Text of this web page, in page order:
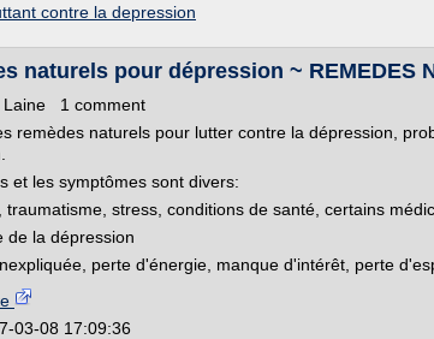
contre la depression
naturels pour dépression ~ REMEDES
Laine 1 comment
remèdes naturels pour lutter contre la dépression,
et les symptômes sont divers:
traumatisme, stress, conditions de santé, certains
de la dépression
perte d'énergie, manque d'intérêt, perte
03-08 17:09:36